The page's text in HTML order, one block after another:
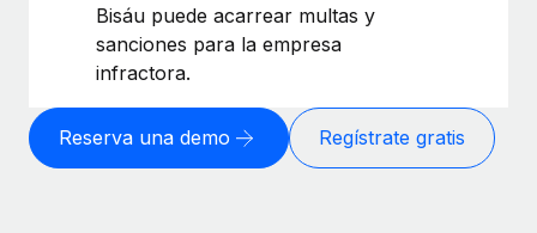
Bisáu puede acarrear multas y
sanciones para la empresa
infractora.
Reserva una demo Regístrate gratis